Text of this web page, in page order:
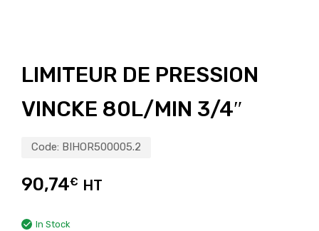
LIMITEUR DE PRESSION
VINCKE 80L/MIN 3/4″
Code: BIHOR500005.2
90,74€ HT
In Stock